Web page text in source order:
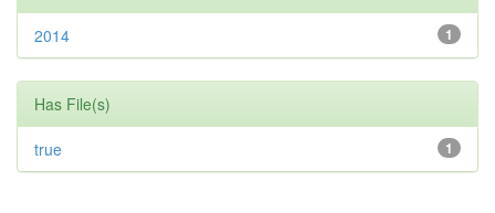
1
2014
Has File(s)
1
true